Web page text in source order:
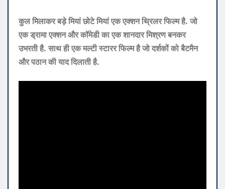
कुल मिलाकर बड़े मियां छोटे मियां एक एक्शन थ्रिलर फिल्म है. जो
एक ड्रामा एक्शन और कॉमेडी का एक शानदार मिश्रण बनकर
उभरती है. साथ ही एक मल्टी स्टारर फिल्म है जो दर्शकों को बैटमैन
और पठान की याद दिलाती है.